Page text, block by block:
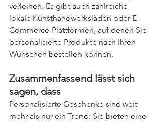
verleihen. Es gibt auch zahlreiche
lokale Kunsthandwerksläden oder E-
Commerce-Plattformen, auf denen Sie
personalisierte Produkte nach Ihren
Wünschen bestellen können.
Zusammenfassend lässt sich
sagen, dass
Personalisierte Geschenke sind weit
mehr als nur ein Trend: Sie bieten eine